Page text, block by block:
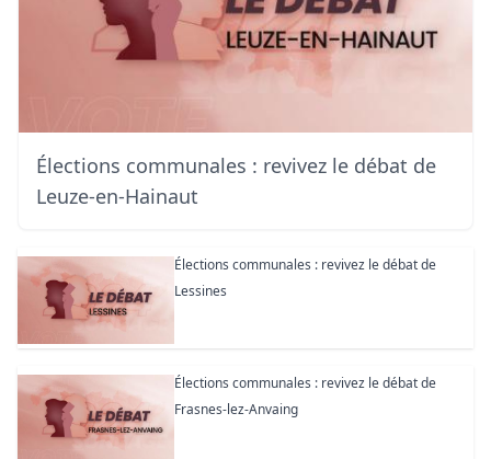
Élections communales : revivez le débat de
Leuze-en-Hainaut
Élections communales : revivez le débat de
Lessines
Élections communales : revivez le débat de
Frasnes-lez-Anvaing